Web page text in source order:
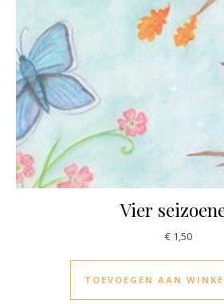
Vier
€ 1,50
TOEVOEGEN AAN